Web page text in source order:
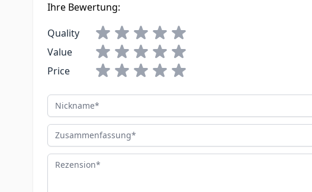
Ihre Bewertung:
Quality
Value
Price
Nickname
Zusammenfassung
Rezension